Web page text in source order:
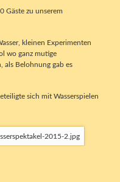
Gäste zu unserem
kleinen Experimenten
wo ganz mutige
als Belohnung gab es
sich mit Wasserspielen